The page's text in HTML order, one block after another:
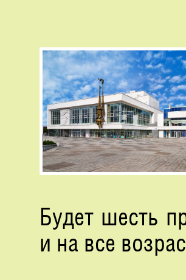
Будет шесть
и на все